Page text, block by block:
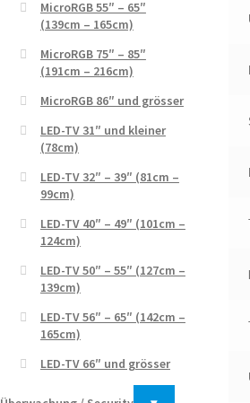
MicroRGB 55″ – 65″
(139cm – 165cm)
MicroRGB 75″ – 85″
(191cm – 216cm)
MicroRGB 86″ und grösser
LED-TV 31″ und kleiner
(78cm)
LED-TV 32″ – 39″ (81cm –
99cm)
LED-TV 40″ – 49″ (101cm –
124cm)
LED-TV 50″ – 55″ (127cm –
139cm)
LED-TV 56″ – 65″ (142cm –
165cm)
LED-TV 66″ und grösser